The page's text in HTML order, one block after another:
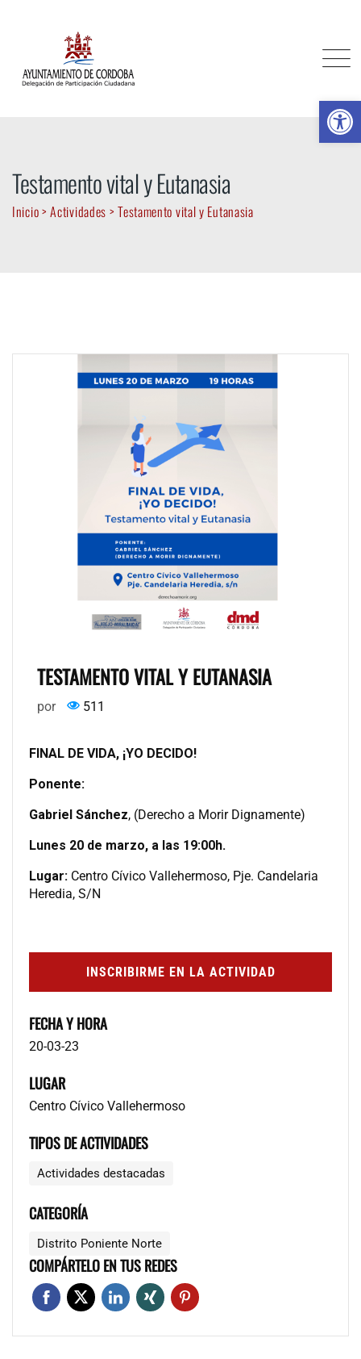
Testamento vital y Eutanasia
Inicio>Actividades >Testamento vital y Eutanasia
TESTAMENTO VITAL Y EUTANASIA
por 511
FINAL DE VIDA, ¡YO DECIDO!
Ponente:
Gabriel Sánchez, (Derecho a Morir Dignamente)
Lunes 20 de marzo, a las 19:00h.
Lugar: Centro Cívico Vallehermoso, Pje. Candelaria
Heredia, S/N
INSCRIBIRME EN LA ACTIVIDAD
FECHA Y HORA
20-03-23
LUGAR
Centro Cívico Vallehermoso
TIPOS DE ACTIVIDADES
Actividades destacadas
CATEGORÍA
Distrito Poniente Norte
COMPÁRTELO EN TUS REDES